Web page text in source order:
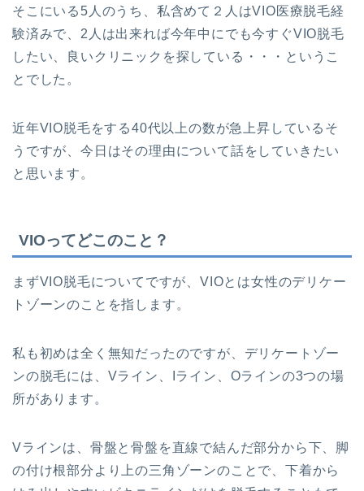
そこにいる5人のうち、私含めて２人はVIO医療脱毛経
験済みで、2人は出来れば今年中にでも今すぐVIO脱毛
したい、良いクリニックを探している・・・というこ
とでした。
近年VIO脱毛をする40代以上の数が急上昇しているそ
うですが、今日はその理由について話をしていきたい
と思います。
VIOってどこのこと？
まずVIO脱毛についてですが、VIOとは女性のデリケー
トゾーンのことを指します。
私も初めは全く無知だったのですが、デリケートゾー
ンの脱毛には、Vライン、Iライン、Oラインの3つの場
所があります。
Vラインは、骨盤と骨盤を直線で結んだ部分から下、脚
の付け根部分より上の三角ゾーンのことで、下着から